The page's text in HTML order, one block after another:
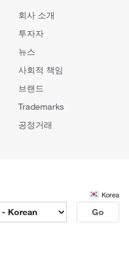
회사 소개
투자자
뉴스
사회적 책임
브랜드
Trademarks
공정거래
Korea
Go